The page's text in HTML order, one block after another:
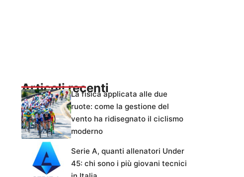
Articoli recentiLa fisica applicata alle due
ruote: come la gestione del
vento ha ridisegnato il ciclismo
moderno
Serie A, quanti allenatori Under
45: chi sono i più giovani tecnici